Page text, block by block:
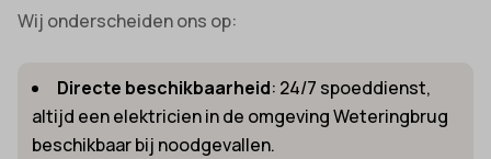
Wij onderscheiden ons op:
Directe beschikbaarheid: 24/7 spoeddienst,
altijd een elektricien in de omgeving Weteringbrug
beschikbaar bij noodgevallen.